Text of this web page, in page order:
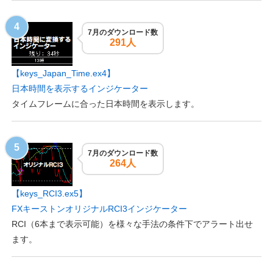
【keys_Japan_Time.ex4】
日本時間を表示するインジケーター
タイムフレームに合った日本時間を表示します。
7月のダウンロード数
291人
【keys_RCI3.ex5】
FXキーストンオリジナルRCI3インジケーター
RCI（6本まで表示可能）を様々な手法の条件下でアラート出せ
ます。
7月のダウンロード数
264人